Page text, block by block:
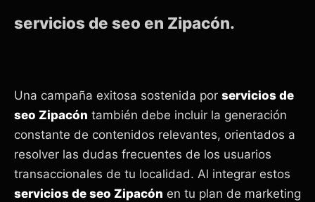
servicios de seo en Zipacón.
Una campaña exitosa sostenida por servicios de
seo Zipacón también debe incluir la generación
constante de contenidos relevantes, orientados a
resolver las dudas frecuentes de los usuarios
transaccionales de tu localidad. Al integrar estos
servicios de seo Zipacón en tu plan de marketing